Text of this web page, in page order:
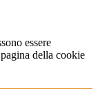
essere
della cookie